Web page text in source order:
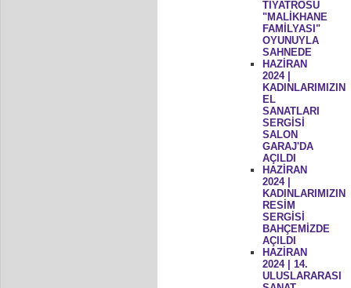
TİYATROSU
"MALİKHANE
FAMİLYASI"
OYUNUYLA
SAHNEDE
HAZİRAN
2024 |
KADINLARIMIZIN
EL
SANATLARI
SERGİSİ
SALON
GARAJ'DA
AÇILDI
HAZİRAN
2024 |
KADINLARIMIZIN
RESİM
SERGİSİ
BAHÇEMİZDE
AÇILDI
HAZİRAN
2024 | 14.
ULUSLARARASI